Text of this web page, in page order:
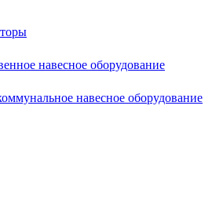
навесное оборудование
навесное оборудование